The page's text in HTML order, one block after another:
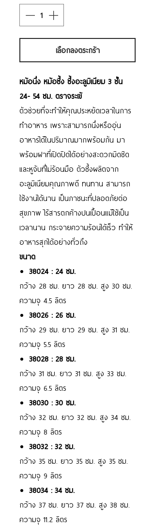
เลือกลงตระกร้า
หม้อนึ่ง หม้อซึ้ง ซึ้งอะลูมิเนียม 3 ชั้น
24- 54 ซม. ตราจระเข้
ตัวช่วยที่จะทำให้คุณประหยัดเวลาในการ
ทำอาหาร เพราะสามารถนึ่งหรืออุ่น
อาหารได้ในปริมาณมากพร้อมกัน มา
พร้อมฝาที่เปิดปิดได้อย่างสะดวกมิดชิด
และหูจับที่ไม่ร้อนมือ ตัวซึ้งผลิตจาก
อะลูมิเนียมคุณภาพดี ทนทาน สามารถ
ใช้งานได้นาน เป็นภาชนะที่ปลอดภัยต่อ
สุขภาพ ไร้สารตกค้างปนเปื้อนแม้ใช้เป็น
เวลานาน กระจายความร้อนได้เร็ว ทำให้
อาหารสุกได้อย่างทั่วถึง
ขนาด
38024 : 24 ซม.
กว้าง 28 ซม. ยาว 28 ซม. สูง 30 ซม.
ความจุ 4.5 ลิตร
38026 : 26 ซม.
กว้าง 29 ซม. ยาว 29 ซม. สูง 31 ซม.
ความจุ 5.5 ลิตร
38028 : 28 ซม.
กว้าง 31 ซม. ยาว 31 ซม. สูง 33 ซม.
ความจุ 6.5 ลิตร
38030 : 30 ซม.
กว้าง 32 ซม. ยาว 32 ซม. สูง 34 ซม.
ความจุ 8 ลิตร
38032 : 32 ซม.
กว้าง 35 ซม. ยาว 35 ซม. สูง 35 ซม.
ความจุ 9 ลิตร
38034 : 34 ซม.
กว้าง 37 ซม. ยาว 37 ซม. สูง 38 ซม.
ความจุ 11.2 ลิตร